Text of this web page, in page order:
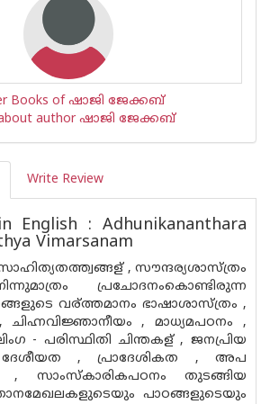
Books of ഷാജി ജേക്കബ്‌
author ഷാജി ജേക്കബ്‌
Write Review
English : Adhunikananthara
Vimarsanam
, സൗന്ദര്യശാസ്ത്രം
പ്രചോദനംകൊണ്ടിരുന്ന
വര്ത്തമാനം ഭാഷാശാസ്ത്രം ,
, മാധ്യമപഠനം ,
- പരിസ്ഥിതി ചിന്തകള് , ജനപ്രിയ
, പ്രാദേശികത , അപ
സാംസ്കാരികപഠനം തുടങ്ങിയ
പാഠങ്ങളുടെയും